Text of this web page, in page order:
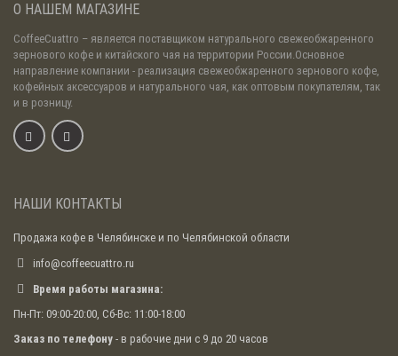
О НАШЕМ МАГАЗИНЕ
CoffeeCuattro – является поставщиком натурального свежеобжаренного
зернового кофе и китайского чая на территории России.Основное
направление компании - реализация свежеобжаренного зернового кофе,
кофейных аксессуаров и натурального чая, как оптовым покупателям, так
и в розницу.
НАШИ КОНТАКТЫ
Продажа кофе в Челябинске и по Челябинской области
info@coffeecuattro.ru
Время работы магазина:
Пн-Пт: 09:00-20:00, Сб-Вс: 11:00-18:00
Заказ по телефону - в рабочие дни с 9 до 20 часов